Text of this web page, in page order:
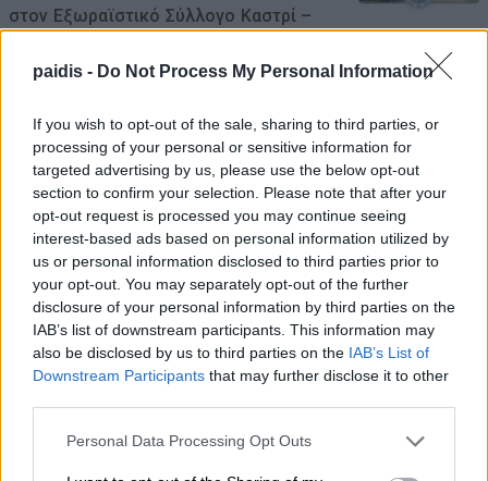
paidis - Do Not Process My Personal Information
If you wish to opt-out of the sale, sharing to third parties, or
processing of your personal or sensitive information for
targeted advertising by us, please use the below opt-out
section to confirm your selection. Please note that after your
opt-out request is processed you may continue seeing
interest-based ads based on personal information utilized by
us or personal information disclosed to third parties prior to
your opt-out. You may separately opt-out of the further
disclosure of your personal information by third parties on the
IAB’s list of downstream participants. This information may
also be disclosed by us to third parties on the IAB’s List of
Downstream Participants that may further disclose it to other
Personal Data Processing Opt Outs
στον Εξωραϊστικό Σύλλογο Καστρί –
07/08/2026 , 11:28
Δείτε εδώ όλα τα νέα